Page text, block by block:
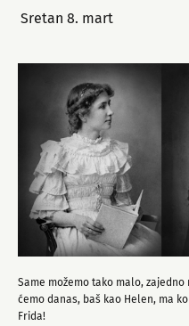
Sretan 8. mart
Same možemo tako malo, zajedno
ćemo danas, baš kao Helen, ma
Frida!